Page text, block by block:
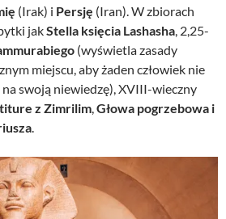
(Irak) i Persję (Iran). W zbiorach
jakStella księcia Lashasha, 2,25-
(wyświetla zasady
miejscu, aby żaden człowiek nie
na swoją niewiedzę), XVIII-wieczny
z Zimrilim,Głowa pogrzebowa i
.